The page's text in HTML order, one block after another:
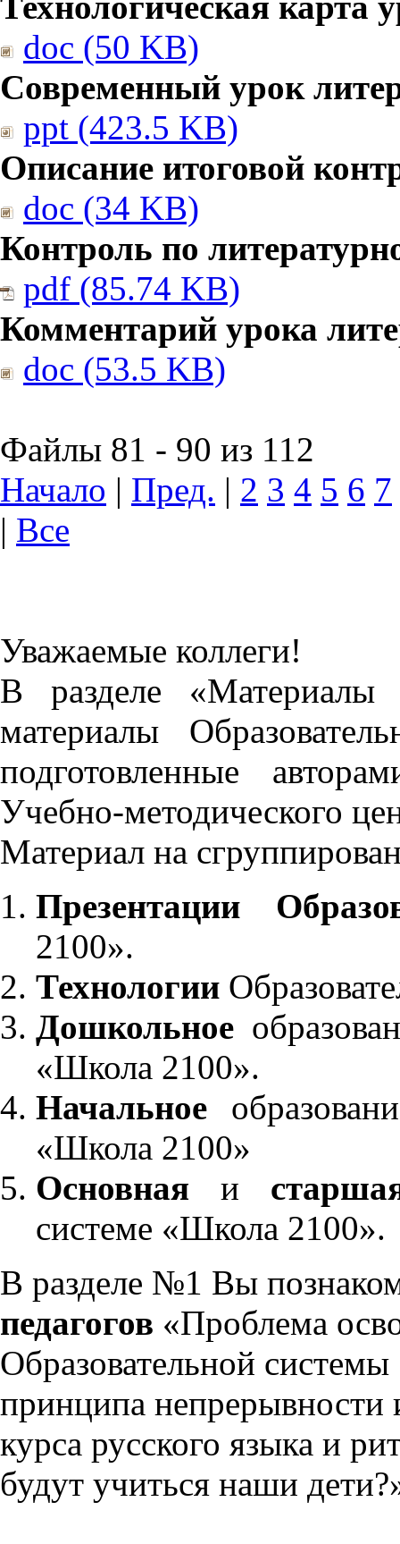
doc (50 KB)
Современный урок
ppt (423.5 KB)
Описание итоговой
doc (34 KB)
Контроль по
pdf (85.74 KB)
Комментарий урока
doc (53.5 KB)
Файлы 81 - 90 из 112
Начало | Пред. | 2 3 4 5 6 7
| Все
Уважаемые коллеги!
В разделе «Материалы
материалы
подготовленные
Учебно-методического
Материал на
Презентации
2100».
Технологии
Дошкольное
«Школа 2100».
Начальное
«Школа 2100»
Основнаяи
системе «Школа 2100».
В разделе №1 Вы
педагогов «Проблема
Образовательной
принципа непрерывности
курса русского языка и
будут учиться наши